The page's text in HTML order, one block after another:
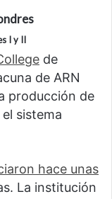
I y II
de
de ARN
producción de
sistema
hace unas
La institución